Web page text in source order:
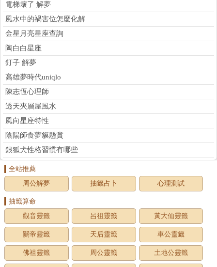
電梯壞了 解夢
風水中的禍害位怎麼化解
金星月亮星座查詢
陶白白星座
釘子 解夢
高雄夢時代uniqlo
陳志恆心理師
透天夾層屋風水
風向星座特性
陰陽師食夢貘懸賞
銀狐犬性格習慣有哪些
全站推薦
周公解夢
抽籤占卜 心理測試
抽籤算命
觀音靈籤
呂祖靈籤 黃大仙靈籤
關帝靈籤 天后靈籤 車公靈籤
佛祖靈籤 周公靈籤 土地公靈籤